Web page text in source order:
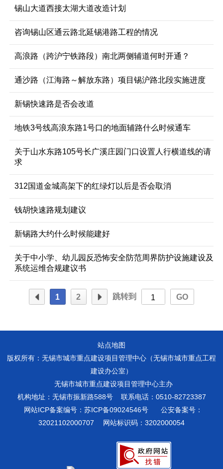
锡山大道西接太湖大道改造计划
咨询锡山区通云路北延锡港路工程的情况
高浪路（跨沪宁铁路段）南北两侧辅道何时开通？
通沙路（江海路～解放东路）项目锡沪路北段实施进度
新锡快速路是否会改道
地铁3号线高浪东路1号口的地面辅路什么时候通车
关于山水东路105号长广溪庄园门口设置人行横道线的请
求
312国道金城高架下的红绿灯以后是否会取消
钱胡快速路规划建议
新锡路大约什么时候能建好
关于中小学、幼儿园反恐怖安全防范周界防护设施建设及
系统运维合规建议书
1 2 跳转到 GO
站点地图
版权所有：无锡市城市重点建设项目管理中心（无锡市城市重点工程
建设办公室）
无锡市城市重点建设项目管理中心主办
机构地址：无锡市振新路588号 联系电话：0510-82723387
网站ICP备案编号：苏ICP备09024546号
公安备案号：
32021102000707
网站标识码：3202000054